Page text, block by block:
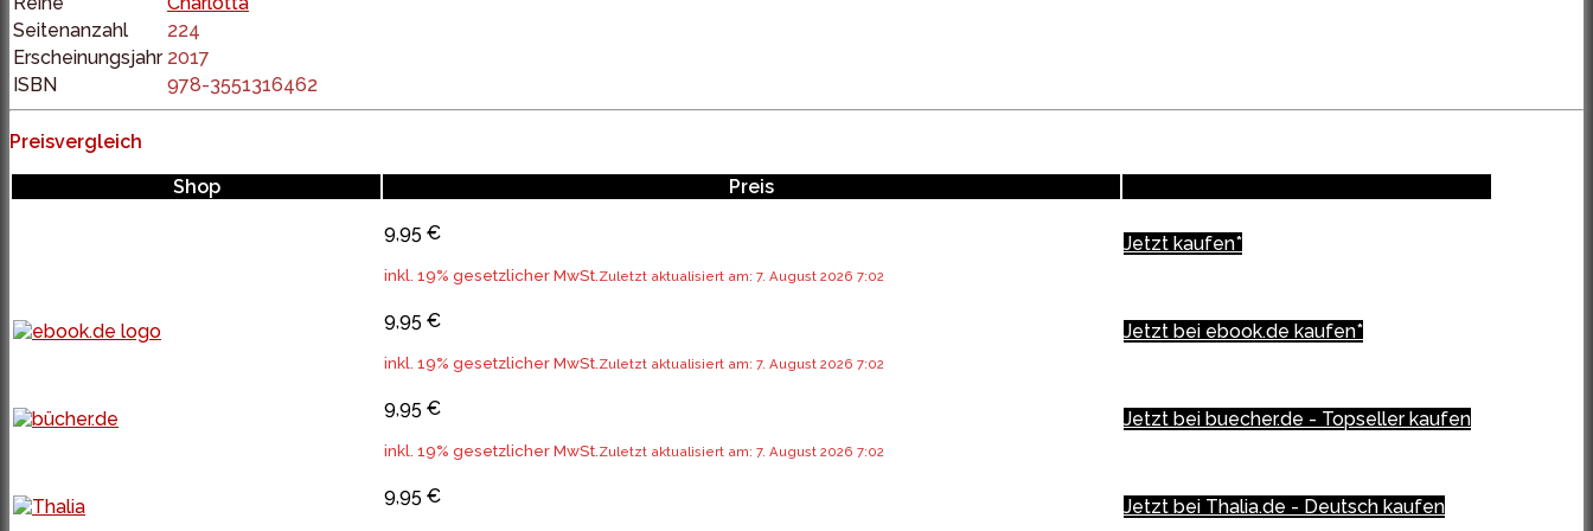
Seitenanzahl
224
Erscheinungsjahr 2017
ISBN
978-3551316462
Preisvergleich
Shop
Preis
9,95 €
inkl. 19% gesetzlicher MwSt.Zuletzt aktualisiert am: 7. August 2026 7:02
Jetzt kaufen*
9,95 €
inkl. 19% gesetzlicher MwSt.Zuletzt aktualisiert am: 7. August 2026 7:02
Jetzt bei ebook.de kaufen*
9,95 €
inkl. 19% gesetzlicher MwSt.Zuletzt aktualisiert am: 7. August 2026 7:02
Jetzt bei buecher.de - Topseller kaufen
9,95 € Jetzt bei Thalia.de - Deutsch kaufen